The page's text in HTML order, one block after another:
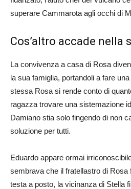
superare Cammarota agli occhi di
Cos’altro accade nella
La convivenza a casa di Rosa
la sua famiglia, portandoli a fare
stessa Rosa si rende conto di
ragazza trovare una sistemazione
Damiano stia solo fingendo di non
soluzione per tutti.
Eduardo appare ormai
sembrava che il fratellastro di Rosa
testa a posto, la vicinanza di Stella